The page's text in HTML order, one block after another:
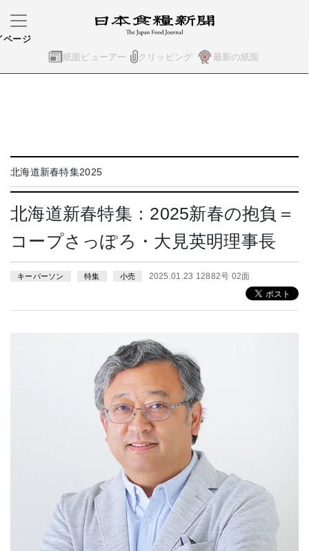
紙面ビューアー クリッピング 最新の紙面
ページ
北海道新春特集2025
北海道新春特集：2025新春の抱負＝
コープさっぽろ・大見英明理事長
キーパーソン 特集 小売 2025.01.23 12882号 02面